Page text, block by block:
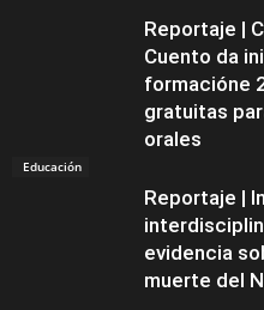
Educación
Reportaje |
Cuento da
formacióne
gratuitas
orales
Reportaje |
evidencia
muerte del